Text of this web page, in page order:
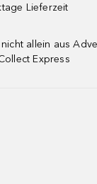
Lieferzeit
allein aus
Express